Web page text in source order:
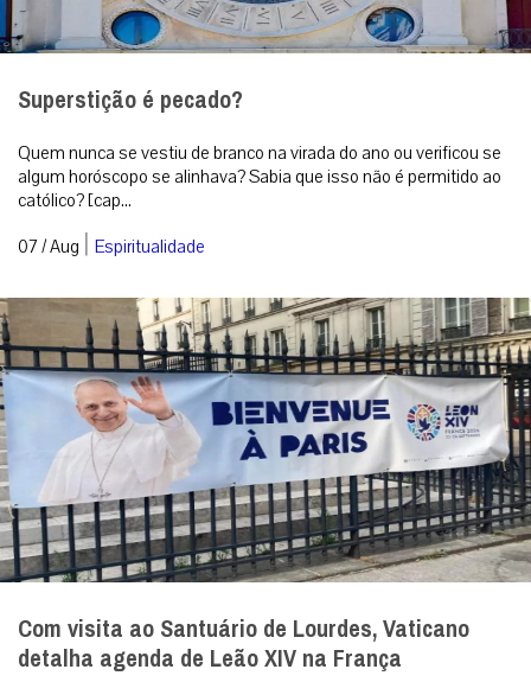
Superstição é pecado?
Quem nunca se vestiu de branco na virada do ano ou verificou se
algum horóscopo se alinhava? Sabia que isso não é permitido ao
católico? [cap...
07 / Aug | Espiritualidade
Com visita ao Santuário de Lourdes, Vaticano
detalha agenda de Leão XIV na França